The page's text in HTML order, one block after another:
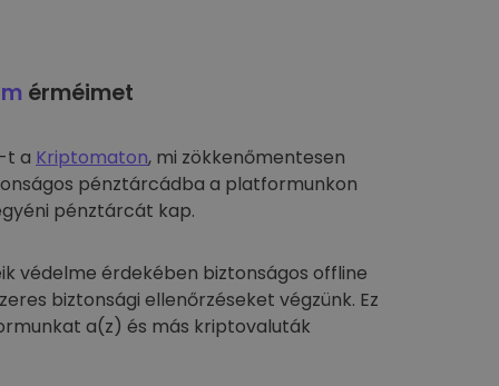
érméimet
t a Kriptomaton, mi zökkenőmentesen
pénztárcádba a platformunkon
pénztárcát kap.
védelme érdekében biztonságos offline
biztonsági ellenőrzéseket végzünk. Ez
a(z) és más kriptovaluták